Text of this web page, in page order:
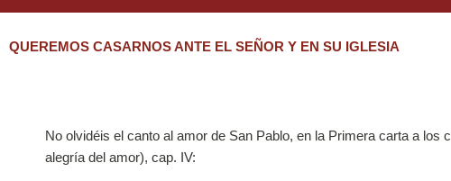
QUEREMOS CASARNOS ANTE EL SEÑOR Y EN SU IGLESIA
No olvidéis el canto al amor de San Pablo, en la Primera carta a
alegría del amor), cap. IV: